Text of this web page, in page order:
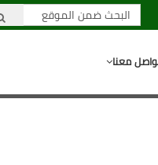
معنا